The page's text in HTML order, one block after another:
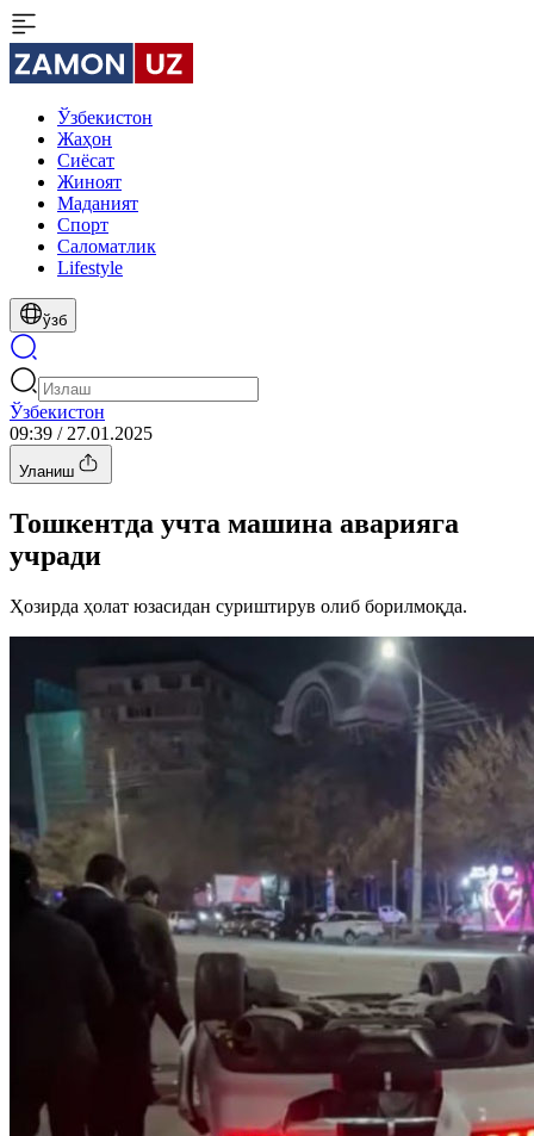
Ўзбекистон
Жаҳон
Сиёсат
Жиноят
Маданият
Спорт
Cаломатлик
Lifestyle
ўзб
Ўзбекистон
09:39 / 27.01.2025
Уланиш
Тошкентда учта машина аварияга
учради
Ҳозирда ҳолат юзасидан суриштирув олиб борилмоқда.